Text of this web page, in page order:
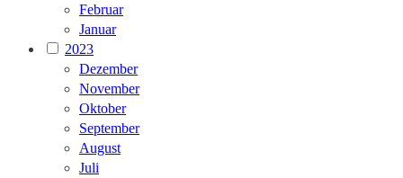
Februar
Januar
2023
Dezember
November
Oktober
September
August
Juli